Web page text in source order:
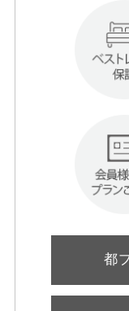
都